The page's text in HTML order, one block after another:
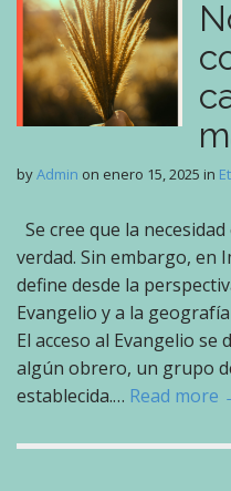
byAdmin on enero 15, 2025 in
Se cree que la
verdad. Sin embargo, en
define desde la
Evangelio y a la
El acceso al Evangelio
algún obrero, un grupo
establecida.… Read more